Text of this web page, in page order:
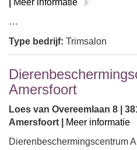
Meer informatie
…
Type bedrijf: Trimsalon
Amersfoort
Loes van Overeemlaan 8 |
Amersfoort |
Meer informatie
Dierenbeschermingscentrum